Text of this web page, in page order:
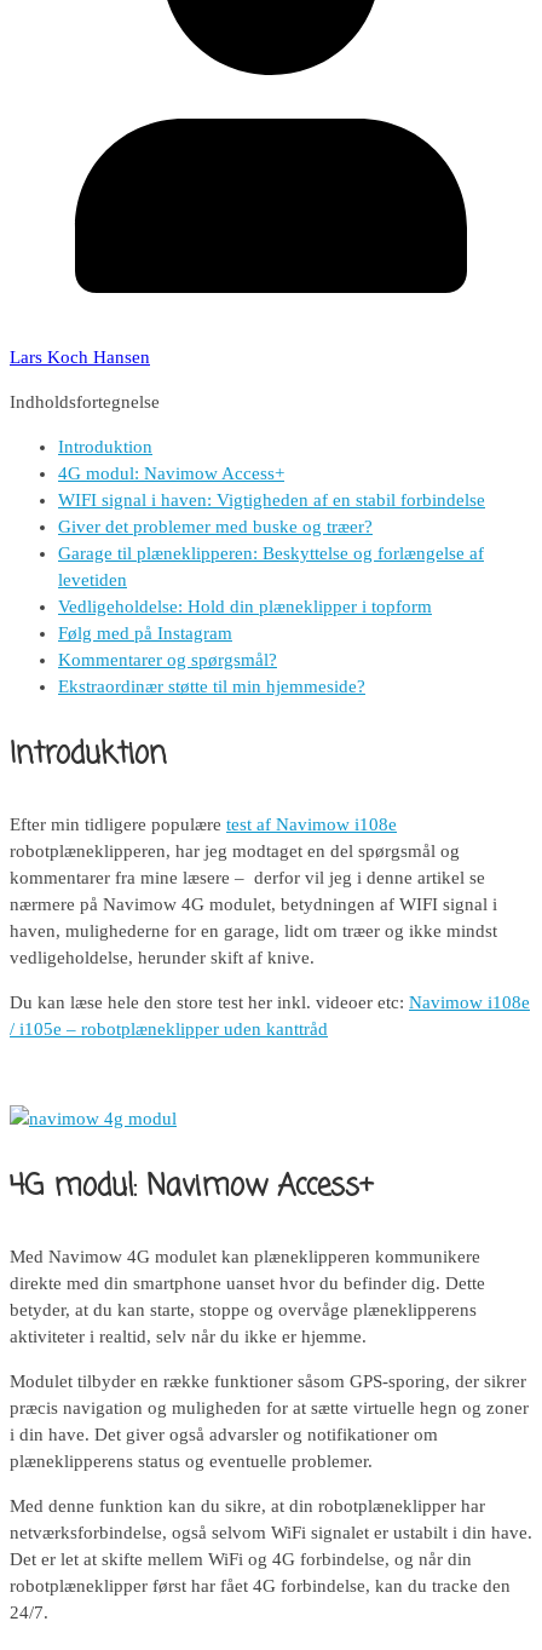
Lars Koch Hansen
Indholdsfortegnelse
Introduktion
4G modul: Navimow Access+
WIFI signal i haven: Vigtigheden af en stabil forbindelse
Giver det problemer med buske og træer?
Garage til plæneklipperen: Beskyttelse og forlængelse af
levetiden
Vedligeholdelse: Hold din plæneklipper i topform
Følg med på Instagram
Kommentarer og spørgsmål?
Ekstraordinær støtte til min hjemmeside?
Introduktion
Efter min tidligere populære test af Navimow i108e
robotplæneklipperen, har jeg modtaget en del spørgsmål og
kommentarer fra mine læsere – derfor vil jeg i denne artikel se
nærmere på Navimow 4G modulet, betydningen af WIFI signal i
haven, mulighederne for en garage, lidt om træer og ikke mindst
vedligeholdelse, herunder skift af knive.
Du kan læse hele den store test her inkl. videoer etc: Navimow i108e
/ i105e – robotplæneklipper uden kanttråd
4G modul: Navimow Access+
Med Navimow 4G modulet kan plæneklipperen kommunikere
direkte med din smartphone uanset hvor du befinder dig. Dette
betyder, at du kan starte, stoppe og overvåge plæneklipperens
aktiviteter i realtid, selv når du ikke er hjemme.
Modulet tilbyder en række funktioner såsom GPS-sporing, der sikrer
præcis navigation og muligheden for at sætte virtuelle hegn og zoner
i din have. Det giver også advarsler og notifikationer om
plæneklipperens status og eventuelle problemer.
Med denne funktion kan du sikre, at din robotplæneklipper har
netværksforbindelse, også selvom WiFi signalet er ustabilt i din have.
Det er let at skifte mellem WiFi og 4G forbindelse, og når din
robotplæneklipper først har fået 4G forbindelse, kan du tracke den
24/7.